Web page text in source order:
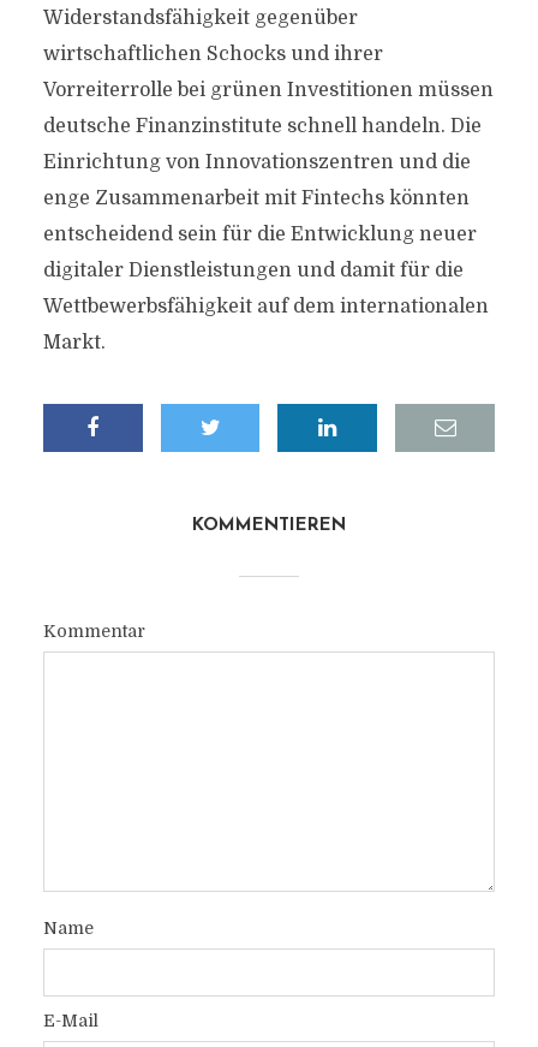
Widerstandsfähigkeit gegenüber
wirtschaftlichen Schocks und ihrer
Vorreiterrolle bei grünen Investitionen müssen
deutsche Finanzinstitute schnell handeln. Die
Einrichtung von Innovationszentren und die
enge Zusammenarbeit mit Fintechs könnten
entscheidend sein für die Entwicklung neuer
digitaler Dienstleistungen und damit für die
Wettbewerbsfähigkeit auf dem internationalen
Markt.
KOMMENTIEREN
Kommentar
Name
E-Mail